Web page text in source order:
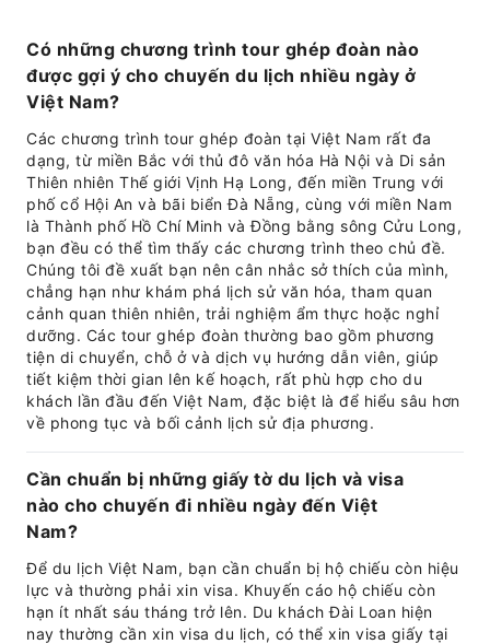
Có những chương trình tour ghép đoàn nào
được gợi ý cho chuyến du lịch nhiều ngày ở
Việt Nam?
Các chương trình tour ghép đoàn tại Việt Nam rất đa
dạng, từ miền Bắc với thủ đô văn hóa Hà Nội và Di sản
Thiên nhiên Thế giới Vịnh Hạ Long, đến miền Trung với
phố cổ Hội An và bãi biển Đà Nẵng, cùng với miền Nam
là Thành phố Hồ Chí Minh và Đồng bằng sông Cửu Long,
bạn đều có thể tìm thấy các chương trình theo chủ đề.
Chúng tôi đề xuất bạn nên cân nhắc sở thích của mình,
chẳng hạn như khám phá lịch sử văn hóa, tham quan
cảnh quan thiên nhiên, trải nghiệm ẩm thực hoặc nghỉ
dưỡng. Các tour ghép đoàn thường bao gồm phương
tiện di chuyển, chỗ ở và dịch vụ hướng dẫn viên, giúp
tiết kiệm thời gian lên kế hoạch, rất phù hợp cho du
khách lần đầu đến Việt Nam, đặc biệt là để hiểu sâu hơn
về phong tục và bối cảnh lịch sử địa phương.
Cần chuẩn bị những giấy tờ du lịch và visa
nào cho chuyến đi nhiều ngày đến Việt
Nam?
Để du lịch Việt Nam, bạn cần chuẩn bị hộ chiếu còn hiệu
lực và thường phải xin visa. Khuyến cáo hộ chiếu còn
hạn ít nhất sáu tháng trở lên. Du khách Đài Loan hiện
nay thường cần xin visa du lịch, có thể xin visa giấy tại